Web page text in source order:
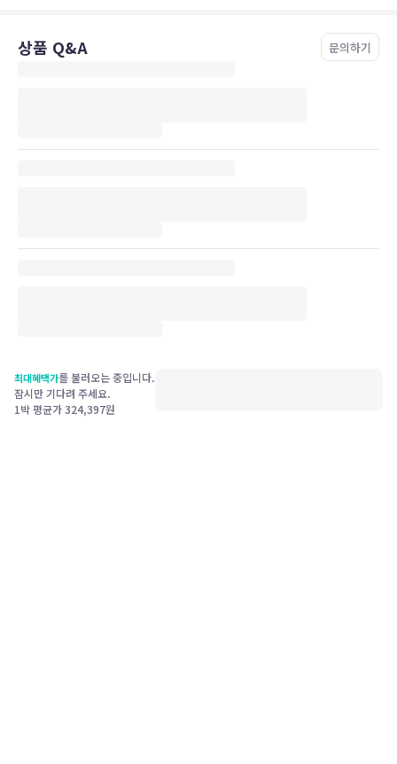
상품 Q&A 문의하기
최대혜택가를 불러오는 중입니다.
잠시만 기다려 주세요.
1박 평균가324,397원